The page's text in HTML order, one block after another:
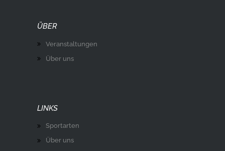
ÜBER
Veranstaltungen
Über uns
LINKS
Sportarten
Über uns